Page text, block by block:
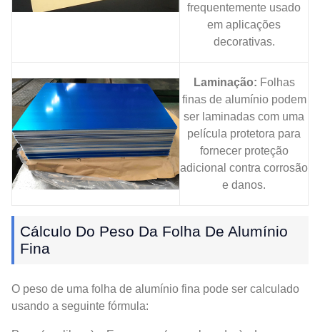
frequentemente usado
em aplicações
decorativas.
Laminação: Folhas
finas de alumínio podem
ser laminadas com uma
película protetora para
fornecer proteção
adicional contra corrosão
e danos.
Cálculo Do Peso Da Folha De Alumínio
Fina
O peso de uma folha de alumínio fina pode ser calculado
usando a seguinte fórmula: